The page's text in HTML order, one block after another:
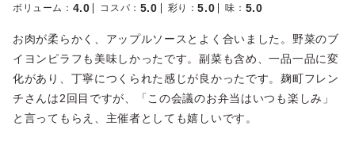
ボリューム ： 4.0 コスパ ： 5.0 彩り ：5.0 味 ： 5.0
お肉が柔らかく、アップルソースとよく合いました。野菜のブ
イヨンピラフも美味しかったです。副菜も含め、一品一品に変
化があり、丁寧につくられた感じが良かったです。麹町フレン
チさんは2回目ですが、「この会議のお弁当はいつも楽しみ」
と言ってもらえ、主催者としても嬉しいです。